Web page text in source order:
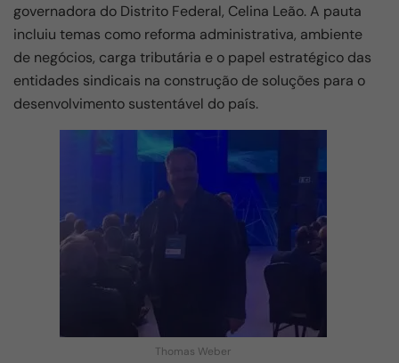
governadora do Distrito Federal, Celina Leão. A pauta
incluiu temas como reforma administrativa, ambiente
de negócios, carga tributária e o papel estratégico das
entidades sindicais na construção de soluções para o
desenvolvimento sustentável do país.
Thomas Weber